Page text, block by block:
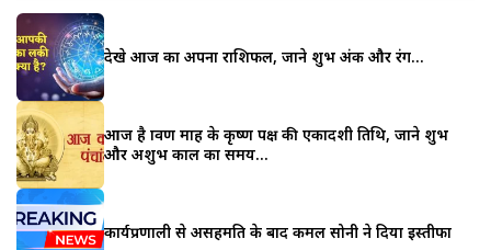
देखे आज का अपना राशिफल, जाने शुभ अंक और रंग…
आज है श्रावण माह के कृष्ण पक्ष की एकादशी तिथि, जाने शुभ
और अशुभ काल का समय…
कार्यप्रणाली से असहमति के बाद कमल सोनी ने दिया इस्तीफा